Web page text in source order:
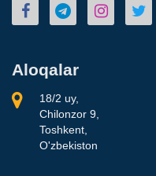
Aloqalar
18/2 uy,
Chilonzor 9,
Toshkent,
O'zbekiston